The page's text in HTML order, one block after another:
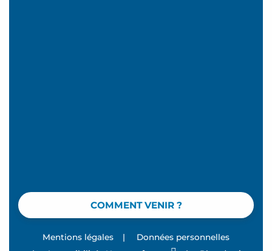
COMMENT VENIR ?
Mentions légales |
Données personnelles